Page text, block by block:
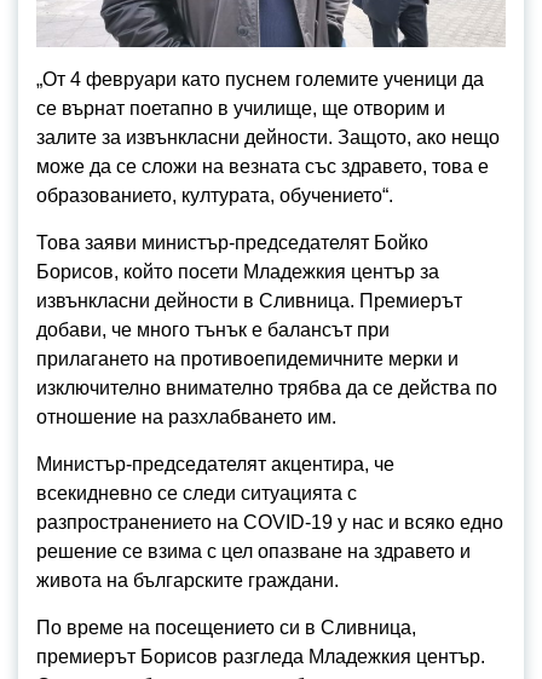
„От 4 февруари като пуснем големите ученици да
се върнат поетапно в училище, ще отворим и
залите за извънкласни дейности. Защото, ако нещо
може да се сложи на везната със здравето, това е
образованието, културата, обучението“.
Това заяви министър-председателят Бойко
Борисов, който посети Младежкия център за
извънкласни дейности в Сливница. Премиерът
добави, че много тънък е балансът при
прилагането на противоепидемичните мерки и
изключително внимателно трябва да се действа по
отношение на разхлабването им.
Министър-председателят акцентира, че
всекидневно се следи ситуацията с
разпространението на COVID-19 у нас и всяко едно
решение се взима с цел опазване на здравето и
живота на българските граждани.
По време на посещението си в Сливница,
премиерът Борисов разгледа Младежкия център.